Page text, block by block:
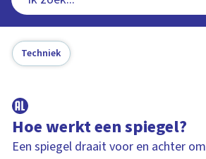
Techniek
Hoe werkt een spiegel?
Een spiegel draait voor en achter om